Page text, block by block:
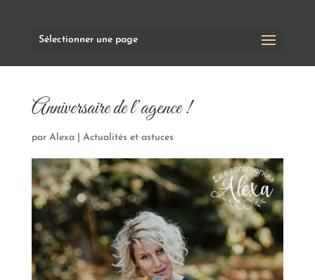
Sélectionner une page
Anniversaire de l’agence !
par Alexa| Actualités et astuces